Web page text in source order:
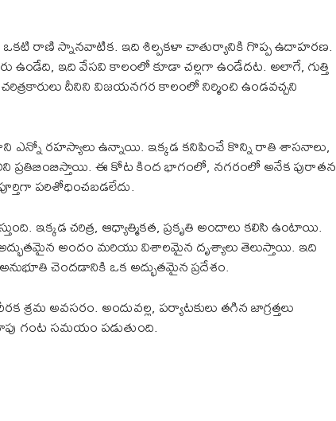
రాణి స్నానవాటిక. ఇది శిల్పకళా చాతుర్యానికి గొప్ప ఉదాహరణ.
ఉండేది, ఇది వేసవి కాలంలో కూడా చల్లగా ఉండేదట. అలాగే, గుత్తి
దీనిని విజయనగర కాలంలో నిర్మించి ఉండవచ్చని
రాని ఎన్నో రహస్యాలు ఉన్నాయి. ఇక్కడ కనిపించే కొన్ని రాతి శాసనాలు,
ప్రతిబింబిస్తాయి. ఈ కోట కింద భాగంలో, నగరంలో అనేక పురాతన
పరిశోధించబడలేదు.
ఇక్కడ చరిత్ర, ఆధ్యాత్మికత, ప్రకృతి అందాలు కలిసి ఉంటాయి.
అందం మరియు విశాలమైన దృశ్యాలు తెలుస్తాయి. ఇది
చెందడానికి ఒక అద్భుతమైన ప్రదేశం.
శ్రమ అవసరం. అందువల్ల, పర్యాటకులు తగిన జాగ్రత్తలు
గంట సమయం పడుతుంది.